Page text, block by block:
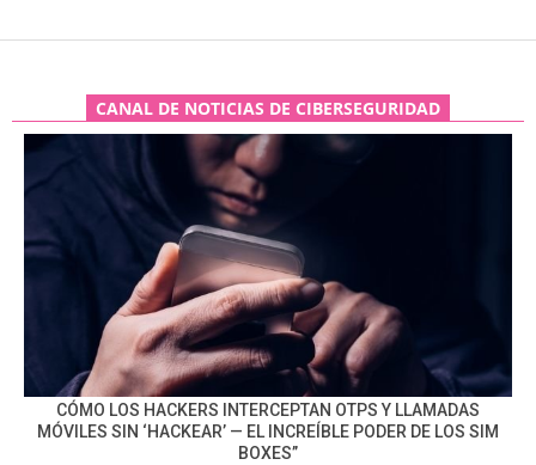
CANAL DE NOTICIAS DE CIBERSEGURIDAD
CÓMO LOS HACKERS INTERCEPTAN OTPS Y LLAMADAS
MÓVILES SIN ‘HACKEAR’ — EL INCREÍBLE PODER DE LOS SIM
BOXES”